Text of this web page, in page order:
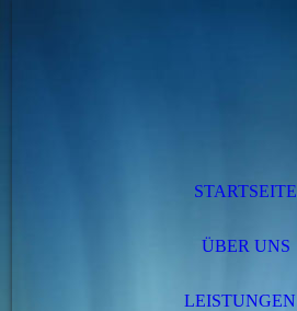
STARTSEITE
ÜBER UNS
LEISTUNGEN